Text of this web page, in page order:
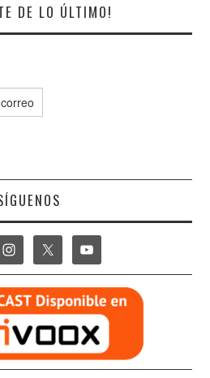
DE LO ÚLTIMO!